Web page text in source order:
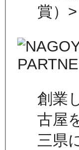
賞）>
創業
古屋
三県